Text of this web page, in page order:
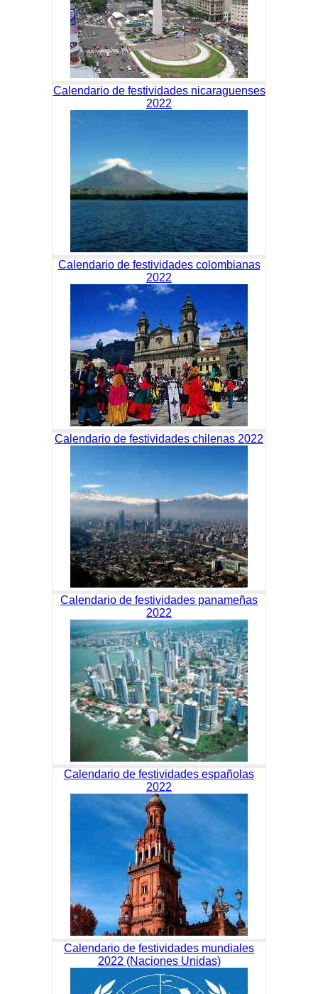
Calendario de festividades nicaraguenses
2022
Calendario de festividades colombianas
2022
Calendario de festividades chilenas 2022
Calendario de festividades panameñas
2022
Calendario de festividades españolas
2022
Calendario de festividades mundiales
2022 (Naciones Unidas)